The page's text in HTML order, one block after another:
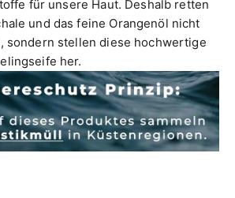
für unsere Haut. Deshalb retten
und das feine Orangenöl nicht
sondern stellen diese hochwertige
her.